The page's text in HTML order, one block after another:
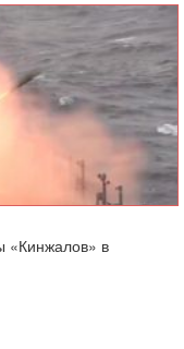
«Кинжалов» в